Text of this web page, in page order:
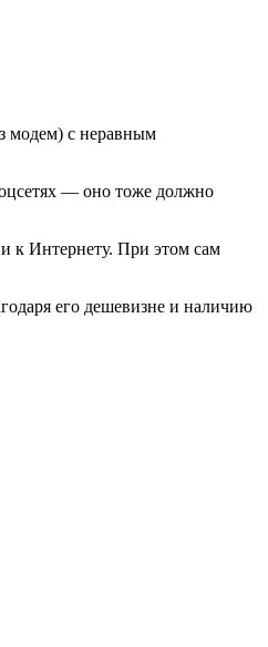
модем) с неравным
— оно тоже должно
к Интернету. При этом сам
его дешевизне и наличию